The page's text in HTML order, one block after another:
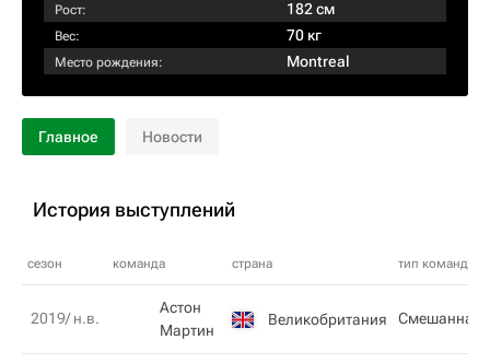
Рост: 182 см
Вес: 70 кг
Место рождения: Montreal
Главное Новости
История выступлений
сезон команда страна тип команды
2019/ н.в.
Астон
Мартин
Великобритания Смешанная